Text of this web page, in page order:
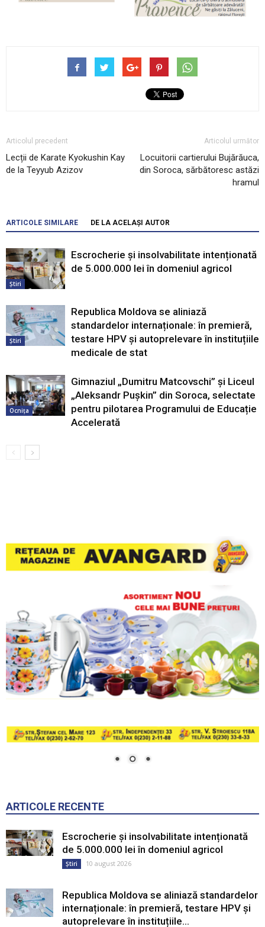
Articolul precedent
Lecții de Karate Kyokushin Kay
de la Teyyub Azizov
Articolul următor
Locuitorii cartierului Bujărăuca,
din Soroca, sărbătoresc astăzi
hramul
ARTICOLE SIMILARE DE LA ACELAȘI AUTOR
Știri
Escrocherie și insolvabilitate intenționată
de 5.000.000 lei în domeniul agricol
Știri
Republica Moldova se aliniază
standardelor internaționale: în premieră,
testare HPV și autoprelevare în instituțiile
medicale de stat
Ocnița
Gimnaziul „Dumitru Matcovschi” și Liceul
„Aleksandr Pușkin” din Soroca, selectate
pentru pilotarea Programului de Educație
Accelerată
ARTICOLE RECENTE
Escrocherie și insolvabilitate intenționată
de 5.000.000 lei în domeniul agricol
Știri 10 august 2026
Republica Moldova se aliniază standardelor
internaționale: în premieră, testare HPV și
autoprelevare în instituțiile...